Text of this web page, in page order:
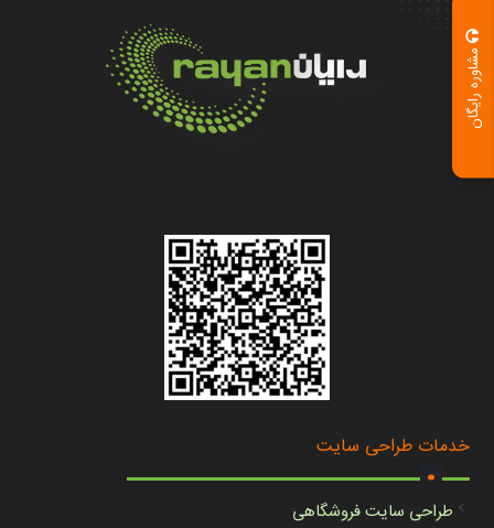
مشاوره رایگان
خدمات طراحی سایت
.
طراحی سایت فروشگاهی